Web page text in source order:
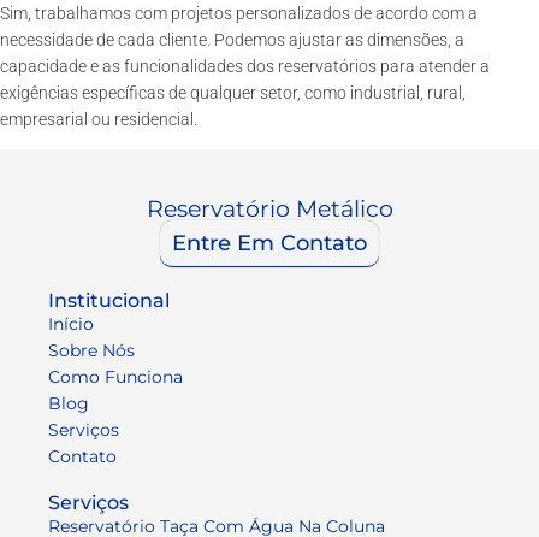
Sim, trabalhamos com projetos personalizados de acordo com a
necessidade de cada cliente. Podemos ajustar as dimensões, a
capacidade e as funcionalidades dos reservatórios para atender a
exigências específicas de qualquer setor, como industrial, rural,
empresarial ou residencial.
Reservatório Metálico
Entre Em Contato
Institucional
Início
Sobre Nós
Como Funciona
Blog
Serviços
Contato
Serviços
Reservatório Taça Com Água Na Coluna